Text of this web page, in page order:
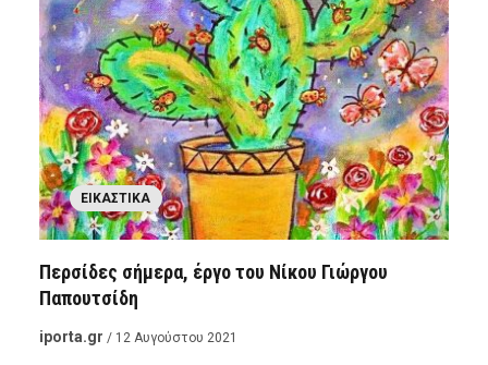
ΕΙΚΑΣΤΙΚΆ
Περσίδες σήμερα, έργο του Νίκου Γιώργου
Παπουτσίδη
iporta.gr / 12 Αυγούστου 2021